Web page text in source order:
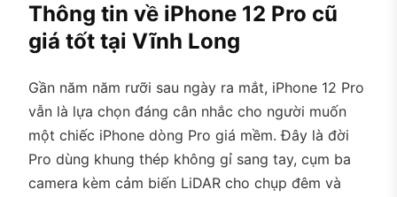
Thông tin về iPhone 12 Pro cũ
giá tốt tại Vĩnh Long
Gần năm năm rưỡi sau ngày ra mắt, iPhone 12 Pro
vẫn là lựa chọn đáng cân nhắc cho người muốn
một chiếc iPhone dòng Pro giá mềm. Đây là đời
Pro dùng khung thép không gỉ sang tay, cụm ba
camera kèm cảm biến LiDAR cho chụp đêm và